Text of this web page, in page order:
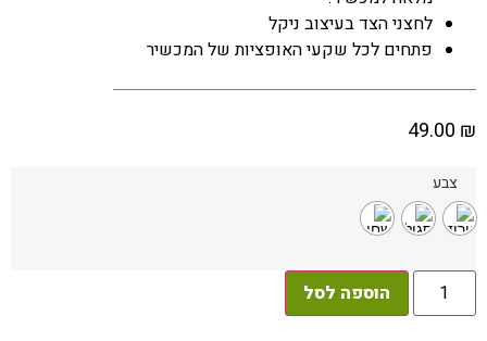
לחצני הצד בעיצוב ניקל
פתחים לכל שקעי האופציות של המכשיר
49.00 ₪
צבע
הוספה לסל